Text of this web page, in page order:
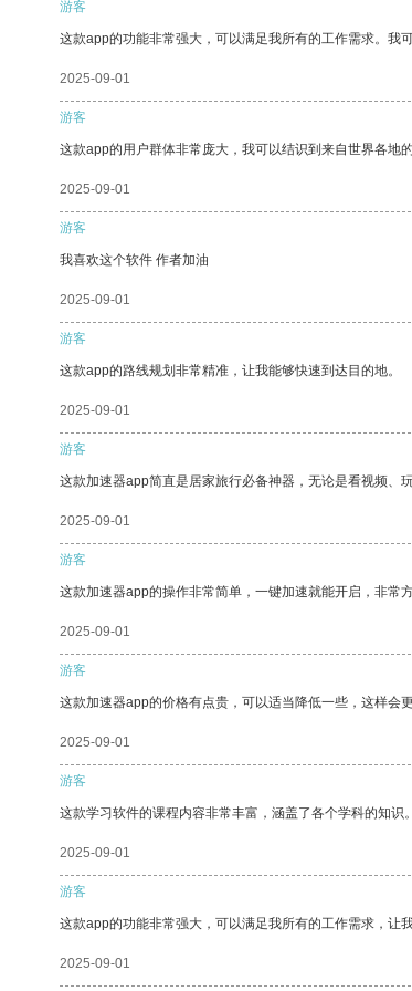
游客
这款app的功能非常强大，可以满足我所有的工作需求。我
2025-09-01
游客
这款app的用户群体非常庞大，我可以结识到来自世界各地的
2025-09-01
游客
我喜欢这个软件 作者加油
2025-09-01
游客
这款app的路线规划非常精准，让我能够快速到达目的地。
2025-09-01
游客
这款加速器app简直是居家旅行必备神器，无论是看视频、
2025-09-01
游客
这款加速器app的操作非常简单，一键加速就能开启，非常方
2025-09-01
游客
这款加速器app的价格有点贵，可以适当降低一些，这样会更
2025-09-01
游客
这款学习软件的课程内容非常丰富，涵盖了各个学科的知识
2025-09-01
游客
这款app的功能非常强大，可以满足我所有的工作需求，让
2025-09-01